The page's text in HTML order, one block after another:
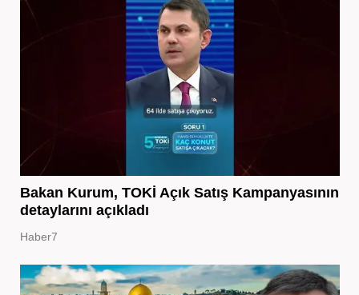
Bakan Kurum, TOKİ Açık Satış Kampanyasının
detaylarını açıkladı
Haber7